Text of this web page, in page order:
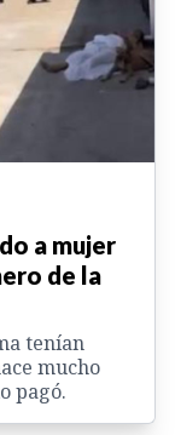
a mujer
de la
tenían
mucho
pagó.